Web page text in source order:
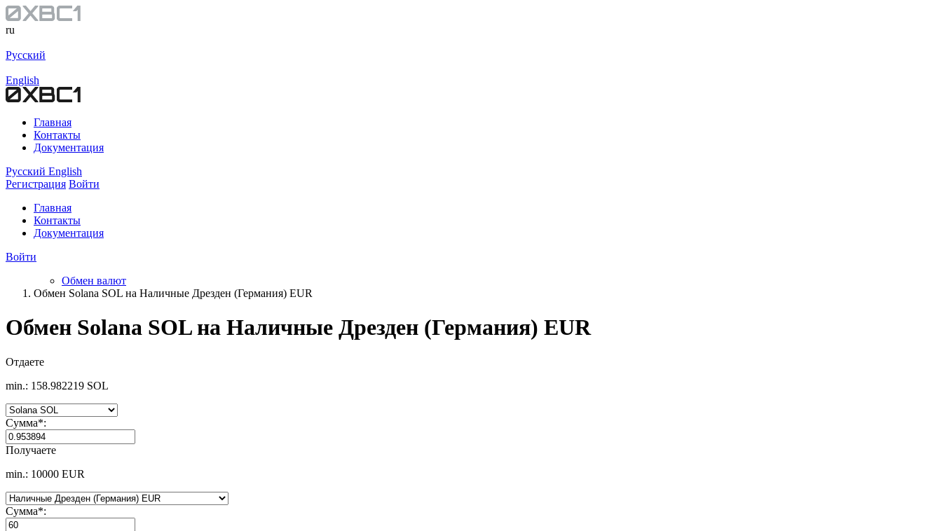
ru
Русский
English
Главная
Контакты
Документация
Русский English
Регистрация Войти
Главная
Контакты
Документация
Войти
Обмен валют
Обмен Solana SOL на Наличные Дрезден (Германия) EUR
Обмен Solana SOL на Наличные Дрезден (Германия) EUR
Отдаете
min.: 158.982219 SOL
Сумма*:
Получаете
min.: 10000 EUR
Сумма*: